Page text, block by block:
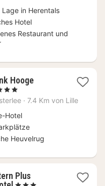
129,60
€
in Herentals
Hotel
Restaurant und
Hooge
· 7.4 Km von Lille
Hotel
Heuvelrug
Plus